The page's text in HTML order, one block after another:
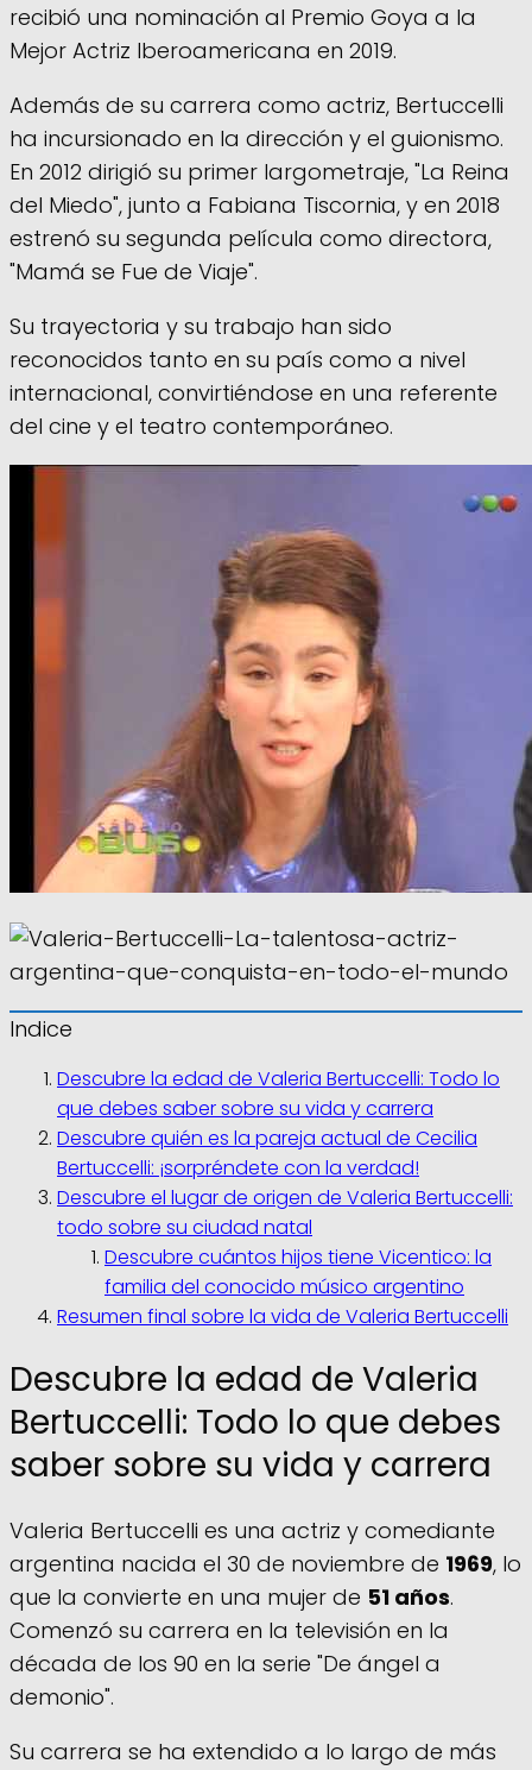
recibió una nominación al Premio Goya a la
Mejor Actriz Iberoamericana en 2019.
Además de su carrera como actriz, Bertuccelli
ha incursionado en la dirección y el guionismo.
En 2012 dirigió su primer largometraje, "La Reina
del Miedo", junto a Fabiana Tiscornia, y en 2018
estrenó su segunda película como directora,
"Mamá se Fue de Viaje".
Su trayectoria y su trabajo han sido
reconocidos tanto en su país como a nivel
internacional, convirtiéndose en una referente
del cine y el teatro contemporáneo.
Indice
Descubre la edad de Valeria Bertuccelli: Todo lo
que debes saber sobre su vida y carrera
Descubre quién es la pareja actual de Cecilia
Bertuccelli: ¡sorpréndete con la verdad!
Descubre el lugar de origen de Valeria Bertuccelli:
todo sobre su ciudad natal
Descubre cuántos hijos tiene Vicentico: la
familia del conocido músico argentino
Resumen final sobre la vida de Valeria Bertuccelli
Descubre la edad de Valeria
Bertuccelli: Todo lo que debes
saber sobre su vida y carrera
Valeria Bertuccelli es una actriz y comediante
argentina nacida el 30 de noviembre de 1969, lo
que la convierte en una mujer de 51 años.
Comenzó su carrera en la televisión en la
década de los 90 en la serie "De ángel a
demonio".
Su carrera se ha extendido a lo largo de más